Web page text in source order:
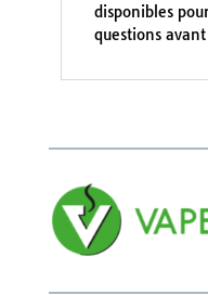
disponibles
questions